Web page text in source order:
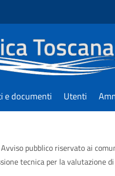
e documenti Utenti
pubblico riservato ai
tecnica per la valutazione